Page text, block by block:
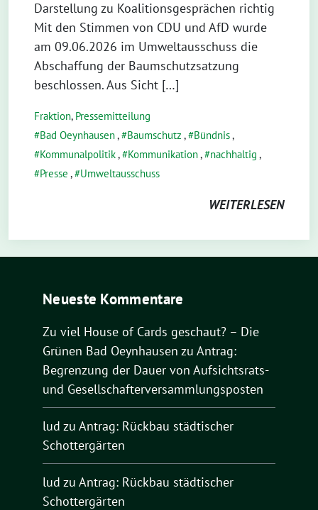
Darstellung zu Koalitionsgesprächen richtig
Mit den Stimmen von CDU und AfD wurde
am 09.06.2026 im Umweltausschuss die
Abschaffung der Baumschutzsatzung
beschlossen. Aus Sicht […]
Fraktion, Pressemitteilung
Bad Oeynhausen, Baumschutz , Bündnis,
Kommunalpolitik, Kommunikation, nachhaltig ,
Presse , Umweltausschuss
WEITERLESEN
Neueste Kommentare
Zu viel House of Cards geschaut? – Die
Grünen Bad Oeynhausen zu Antrag:
Begrenzung der Dauer von Aufsichtsrats-
und Gesellschafterversammlungsposten
lud zu Antrag: Rückbau städtischer
Schottergärten
lud zu Antrag: Rückbau städtischer
Schottergärten